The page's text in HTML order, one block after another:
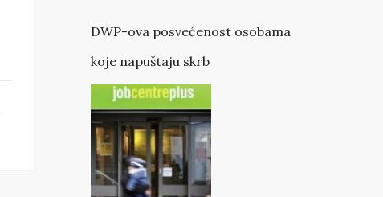
DWP-ova posvećenost osobama
koje napuštaju skrb